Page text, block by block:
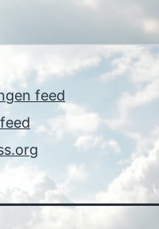
feed